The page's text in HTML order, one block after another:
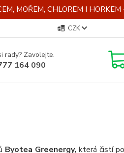
MOŘEM, CHLOREM I
CZK
rady? Zavolejte.
164 090
Byotea Greenergy, která čistí